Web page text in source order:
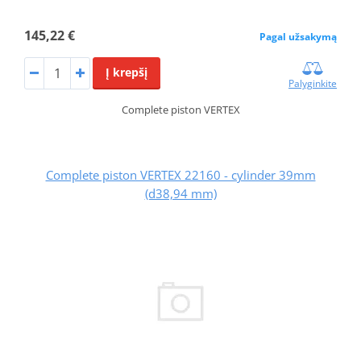
145,22 € Pagal užsakymą
Į krepšį
Palyginkite
Complete piston VERTEX
Complete piston VERTEX 22160 - cylinder 39mm
(d38,94 mm)